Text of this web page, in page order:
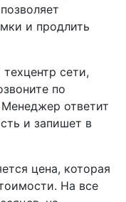
и продлить
сети,
по
ответит
и запишет в
цена, которая
На все